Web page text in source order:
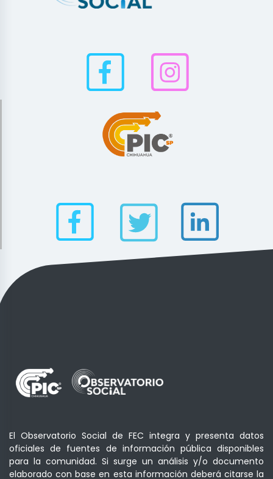
El Observatorio Social de FEC integra y presenta datos
oficiales de fuentes de información pública disponibles
para la comunidad. Si surge un análisis y/o documento
elaborado con base en esta información deberá citarse la